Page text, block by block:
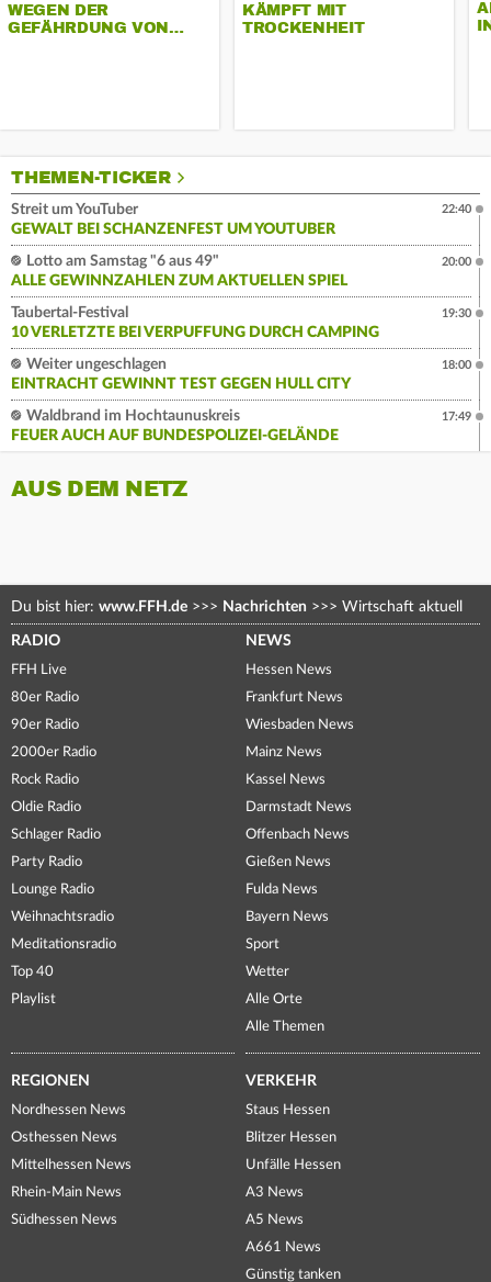
WEGEN DER
GEFÄHRDUNG VON…
KÄMPFT MIT
TROCKENHEIT
THEMEN-TICKER
Streit um YouTuber
GEWALT BEI SCHANZENFEST UM YOUTUBER
22:40
Lotto am Samstag "6 aus 49"
ALLE GEWINNZAHLEN ZUM AKTUELLEN SPIEL
20:00
Taubertal-Festival
10 VERLETZTE BEI VERPUFFUNG DURCH CAMPING
19:30
Weiter ungeschlagen
EINTRACHT GEWINNT TEST GEGEN HULL CITY
18:00
Waldbrand im Hochtaunuskreis
FEUER AUCH AUF BUNDESPOLIZEI-GELÄNDE
17:49
AUS DEM NETZ
Du bist hier: www.FFH.de >>> Nachrichten >>> Wirtschaft aktuell
RADIO
FFH Live
80er Radio
90er Radio
2000er Radio
Rock Radio
Oldie Radio
Schlager Radio
Party Radio
Lounge Radio
Weihnachtsradio
Meditationsradio
Top 40
Playlist
NEWS
Hessen News
Frankfurt News
Wiesbaden News
Mainz News
Kassel News
Darmstadt News
Offenbach News
Gießen News
Fulda News
Bayern News
Sport
Wetter
Alle Orte
Alle Themen
REGIONEN
Nordhessen News
Osthessen News
Mittelhessen News
Rhein-Main News
Südhessen News
VERKEHR
Staus Hessen
Blitzer Hessen
Unfälle Hessen
A3 News
A5 News
A661 News
Günstig tanken